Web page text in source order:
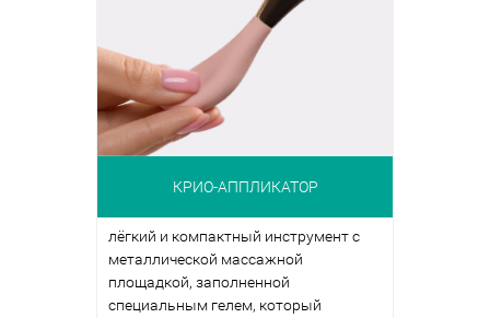
КРИО-АППЛИКАТОР
лёгкий и компактный инструмент с
металлической массажной
площадкой, заполненной
специальным гелем, который